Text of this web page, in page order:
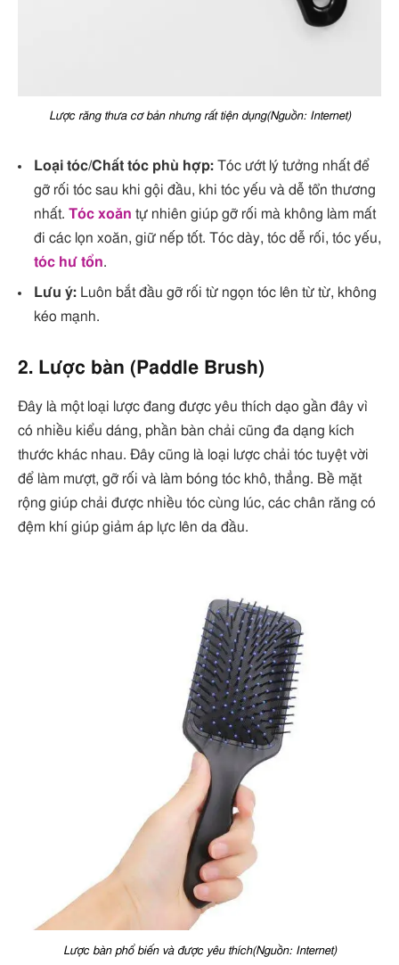
Lược răng thưa cơ bản nhưng rất tiện dụng(Nguồn: Internet)
Loại tóc/Chất tóc phù hợp: Tóc ướt lý tưởng nhất để
gỡ rối tóc sau khi gội đầu, khi tóc yếu và dễ tổn thương
nhất. Tóc xoăn tự nhiên giúp gỡ rối mà không làm mất
đi các lọn xoăn, giữ nếp tốt. Tóc dày, tóc dễ rối, tóc yếu,
tóc hư tổn.
Lưu ý: Luôn bắt đầu gỡ rối từ ngọn tóc lên từ từ, không
kéo mạnh.
2. Lược bàn (Paddle Brush)
Đây là một loại lược đang được yêu thích dạo gần đây vì
có nhiều kiểu dáng, phần bàn chải cũng đa dạng kích
thước khác nhau. Đây cũng là loại lược chải tóc tuyệt vời
để làm mượt, gỡ rối và làm bóng tóc khô, thẳng. Bề mặt
rộng giúp chải được nhiều tóc cùng lúc, các chân răng có
đệm khí giúp giảm áp lực lên da đầu.
Lược bàn phổ biến và được yêu thích(Nguồn: Internet)